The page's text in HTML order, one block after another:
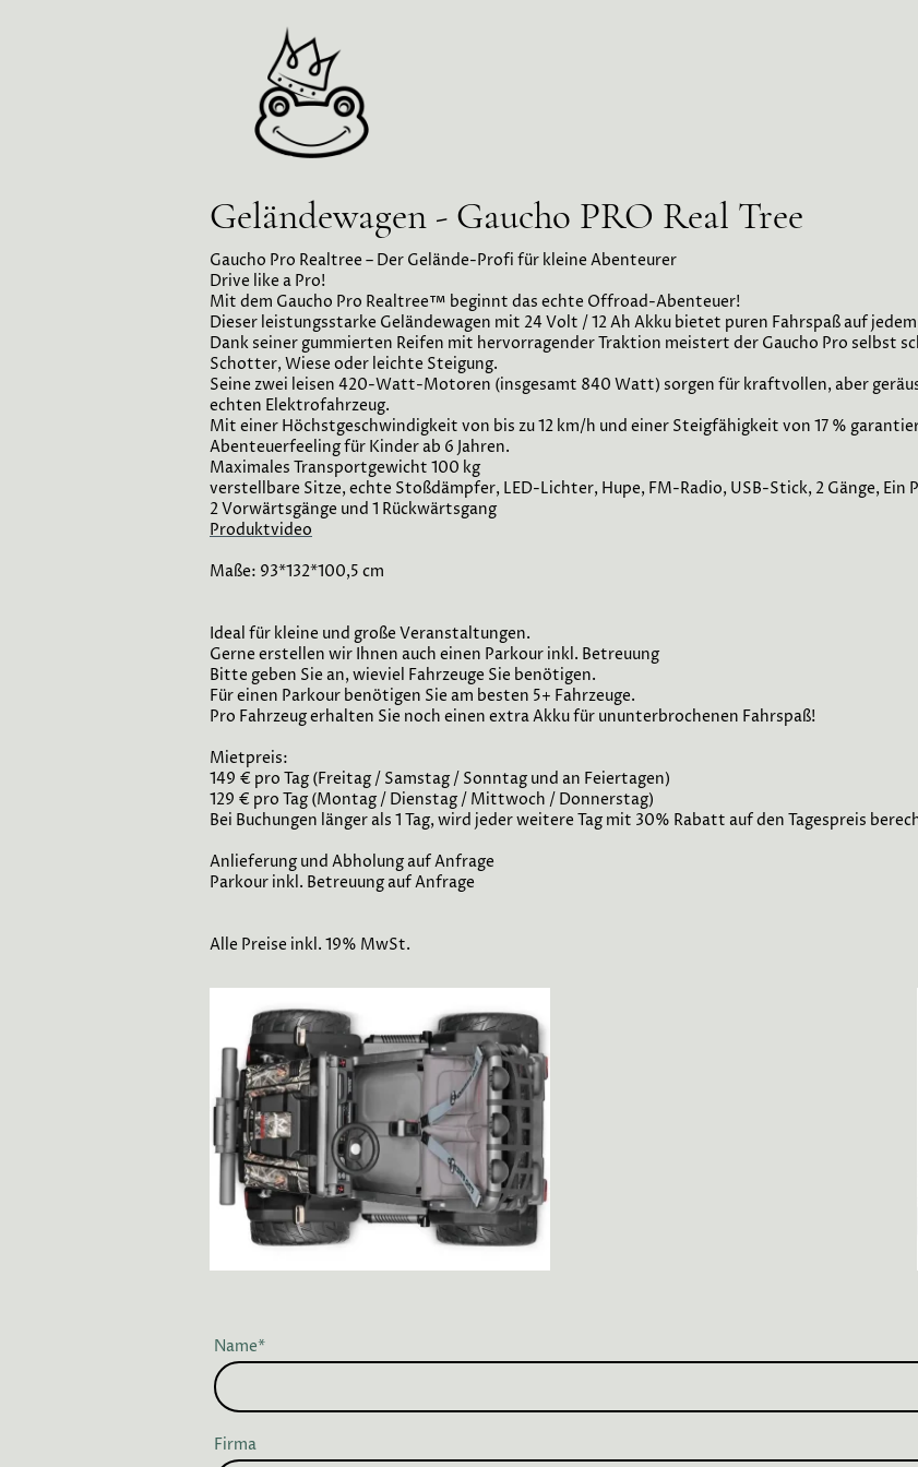
Geländewagen - Gaucho PRO Real Tree
Gaucho Pro Realtree – Der Gelände-Profi für kleine Abenteurer
Drive like a Pro!
Mit dem Gaucho Pro Realtree™ beginnt das echte Offroad-Abenteuer!
Dieser leistungsstarke Geländewagen mit 24 Volt / 12 Ah Akku bietet puren Fahrspaß auf
Dank seiner gummierten Reifen mit hervorragender Traktion meistert der Gaucho Pro selbst
Schotter, Wiese oder leichte Steigung.
Seine zwei leisen 420-Watt-Motoren (insgesamt 840 Watt) sorgen für kraftvollen, aber
echten Elektrofahrzeug.
Mit einer Höchstgeschwindigkeit von bis zu 12 km/h und einer Steigfähigkeit von 17 %
Abenteuerfeeling für Kinder ab 6 Jahren.
Maximales Transportgewicht 100 kg
verstellbare Sitze, echte Stoßdämpfer, LED-Lichter, Hupe, FM-Radio, USB-Stick, 2 Gänge, Ein
2 Vorwärtsgänge und 1 Rückwärtsgang
Produktvideo
Maße: 93*132*100,5 cm
Ideal für kleine und große Veranstaltungen.
Gerne erstellen wir Ihnen auch einen Parkour inkl. Betreuung
Bitte geben Sie an, wieviel Fahrzeuge Sie benötigen.
Für einen Parkour benötigen Sie am besten 5+ Fahrzeuge.
Pro Fahrzeug erhalten Sie noch einen extra Akku für ununterbrochenen Fahrspaß!
Mietpreis:
149 € pro Tag (Freitag / Samstag / Sonntag und an Feiertagen)
129 € pro Tag (Montag / Dienstag / Mittwoch / Donnerstag)
Bei Buchungen länger als 1 Tag, wird jeder weitere Tag mit 30% Rabatt auf den Tagespreis
Anlieferung und Abholung auf Anfrage
Parkour inkl. Betreuung auf Anfrage
Alle Preise inkl. 19% MwSt.
Name*
Firma